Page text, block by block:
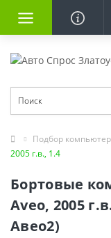
Подбор
2005 г.в., 1.4
Бортовые
Aveo, 2005
Авео2)